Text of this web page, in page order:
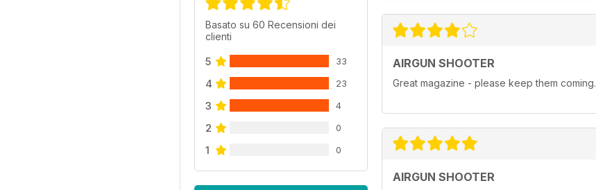
Basato su 60 Recensioni dei
clienti
5 33
4 23
3 4
2 0
1 0
AIRGUN SHOOTER
Great magazine - please keep them coming.
AIRGUN SHOOTER